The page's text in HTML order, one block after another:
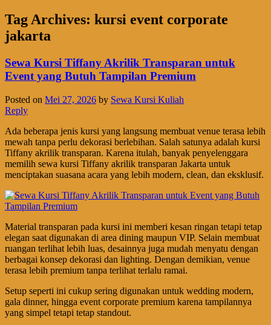
Tag Archives: kursi event corporate
jakarta
Sewa Kursi Tiffany Akrilik Transparan untuk
Event yang Butuh Tampilan Premium
Posted on Mei 27, 2026 by Sewa Kursi Kuliah
Reply
Ada beberapa jenis kursi yang langsung membuat venue terasa lebih
mewah tanpa perlu dekorasi berlebihan. Salah satunya adalah kursi
Tiffany akrilik transparan. Karena itulah, banyak penyelenggara
memilih sewa kursi Tiffany akrilik transparan Jakarta untuk
menciptakan suasana acara yang lebih modern, clean, dan eksklusif.
Material transparan pada kursi ini memberi kesan ringan tetapi tetap
elegan saat digunakan di area dining maupun VIP. Selain membuat
ruangan terlihat lebih luas, desainnya juga mudah menyatu dengan
berbagai konsep dekorasi dan lighting. Dengan demikian, venue
terasa lebih premium tanpa terlihat terlalu ramai.
Setup seperti ini cukup sering digunakan untuk wedding modern,
gala dinner, hingga event corporate premium karena tampilannya
yang simpel tetapi tetap standout.